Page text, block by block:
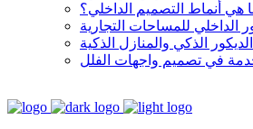
هي أنماط التصميم الداخلي؟
الداخلي للمساحات التجارية
الديكور الذكي والمنازل الذكية
في تصميم واجهات الفلل